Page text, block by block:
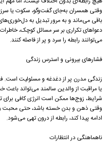
وقتی همسران به‌جای گفت‌وگو، سکوت یا
باقی می‌ماند و به مرور تبدیل به
دعواهای تکراری بر سر مسائل کوچک،
می‌توانند رابطه را سرد و پر از فاصله کنند.
فشارهای بیرونی و استرس زندگی
زندگی مدرن پر از دغدغه و مسئولیت است.
یا مراقبت از والدین سالمند می‌تواند
شرایط، زوج‌ها ممکن است انرژی کافی برای
وقتی ذهن و بدن خسته باشد، حتی محبت
ادامه پیدا کند، رابطه از درون تهی می‌شود.
ناهماهنگی در انتظارات